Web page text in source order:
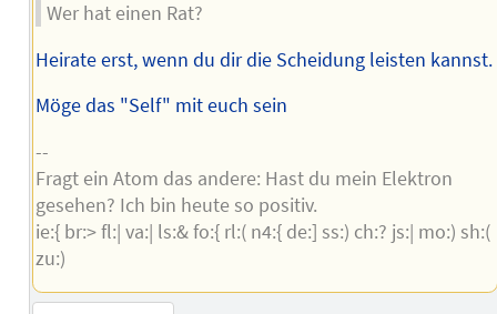
Wer hat einen Rat?
Heirate erst, wenn du dir die Scheidung leisten kannst.
Möge das "Self" mit euch sein
--
Fragt ein Atom das andere: Hast du mein Elektron
gesehen? Ich bin heute so positiv.
ie:{ br:> fl:| va:| ls:& fo:{ rl:( n4:{ de:] ss:) ch:? js:| mo:) sh:(
zu:)